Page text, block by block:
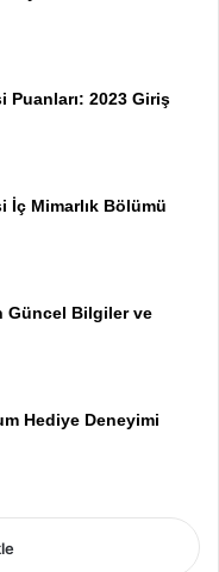
Puanları: 2023 Giriş
İç Mimarlık Bölümü
Güncel Bilgiler ve
Hediye Deneyimi